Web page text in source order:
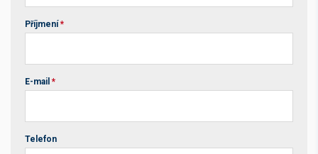
Příjmení *
E-mail *
Telefon